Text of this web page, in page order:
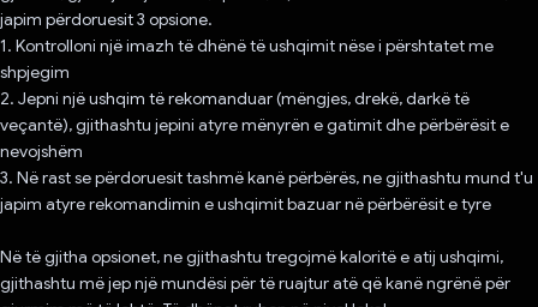
japim përdoruesit 3 opsione.
1. Kontrolloni një imazh të dhënë të ushqimit nëse i përshtatet me
shpjegim
2. Jepni një ushqim të rekomanduar (mëngjes, drekë, darkë të
veçantë), gjithashtu jepini atyre mënyrën e gatimit dhe përbërësit e
nevojshëm
3. Në rast se përdoruesit tashmë kanë përbërës, ne gjithashtu mund t'u
japim atyre rekomandimin e ushqimit bazuar në përbërësit e tyre
Në të gjitha opsionet, ne gjithashtu tregojmë kaloritë e atij ushqimi,
gjithashtu më jep një mundësi për të ruajtur atë që kanë ngrënë për